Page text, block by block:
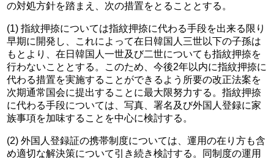
の対処方針を踏まえ、次の措置をとることとする。
(1) 指紋押捺については指紋押捺に代わる手段を出来る限り
早期に開発し、これによって在日韓国人三世以下の子孫は
もとより、在日韓国人一世及び二世についても指紋押捺を
行わないこととする。このため、今後2年以内に指紋押捺に
代わる措置を実施することができるよう所要の改正法案を
次期通常国会に提出することに最大限努力する。指紋押捺
に代わる手段については、写真、署名及び外国人登録に家
族事項を加味することを中心に検討する。
(2) 外国人登録証の携帯制度については、運用の在り方も含
め適切な解決策について引き続き検討する。同制度の運用